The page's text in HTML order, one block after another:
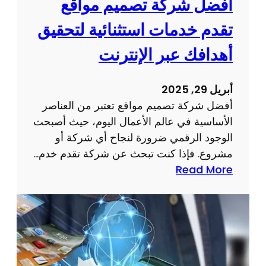
م
ق
ع
ل
ك
ر
و
ا
خ
ص
ر
ن
ت
:
س
ر
ر
و
ن
ص
ا
ئ
أفضل شركة تصميم مواقع
تقدم خدمات استثنائية لتحقيق
أهدافك عبر الإنترنت
أبريل 29, 2025
أفضل شركة تصميم مواقع تعتبر من العناصر
الأساسية في عالم الأعمال اليوم، حيث أصبحت
الوجود الرقمي ضرورة لنجاح أي شركة أو
مشروع. فإذا كنت تبحث عن شركة تقدم خدم…
Read More
ف
ض